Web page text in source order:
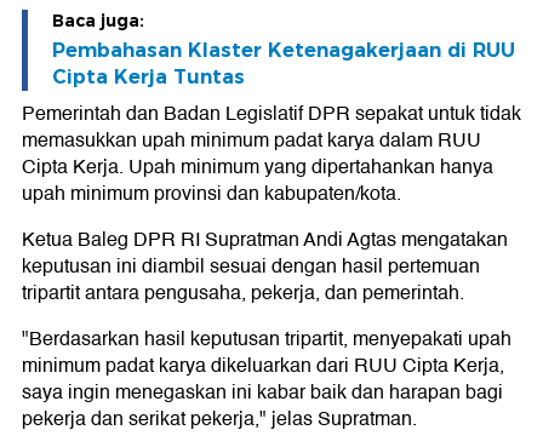
Baca juga:
Pembahasan Klaster Ketenagakerjaan di RUU
Cipta Kerja Tuntas
Pemerintah dan Badan Legislatif DPR sepakat untuk tidak
memasukkan upah minimum padat karya dalam RUU
Cipta Kerja. Upah minimum yang dipertahankan hanya
upah minimum provinsi dan kabupaten/kota.
Ketua Baleg DPR RI Supratman Andi Agtas mengatakan
keputusan ini diambil sesuai dengan hasil pertemuan
tripartit antara pengusaha, pekerja, dan pemerintah.
"Berdasarkan hasil keputusan tripartit, menyepakati upah
minimum padat karya dikeluarkan dari RUU Cipta Kerja,
saya ingin menegaskan ini kabar baik dan harapan bagi
pekerja dan serikat pekerja," jelas Supratman.